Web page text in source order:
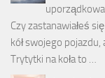
Czy zastanawiałeś
kół swojego
Trytytki na koła to …